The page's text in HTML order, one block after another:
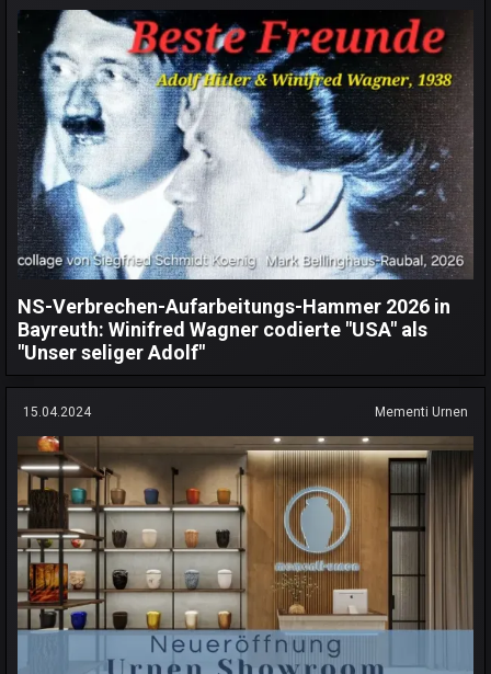
NS-Verbrechen-Aufarbeitungs-Hammer 2026 in
Bayreuth: Winifred Wagner codierte "USA" als
"Unser seliger Adolf"
15.04.2024 Mementi Urnen